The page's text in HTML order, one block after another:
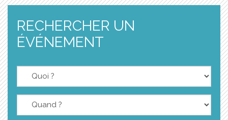
RECHERCHER UN
ÉVÉNEMENT